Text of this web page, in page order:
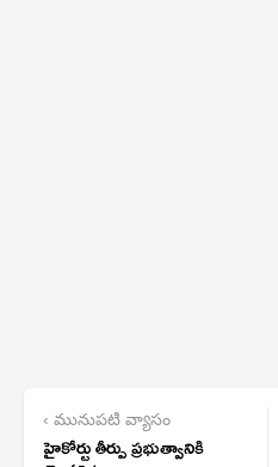
‹ మునుపటి వ్యాసం
హైకోర్టు తీర్పు ప్రభుత్వానికి